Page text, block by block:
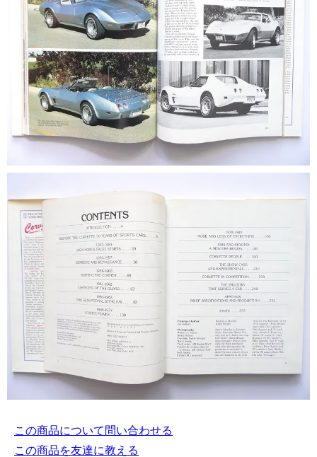
この商品について問い合わせる
この商品を友達に教える